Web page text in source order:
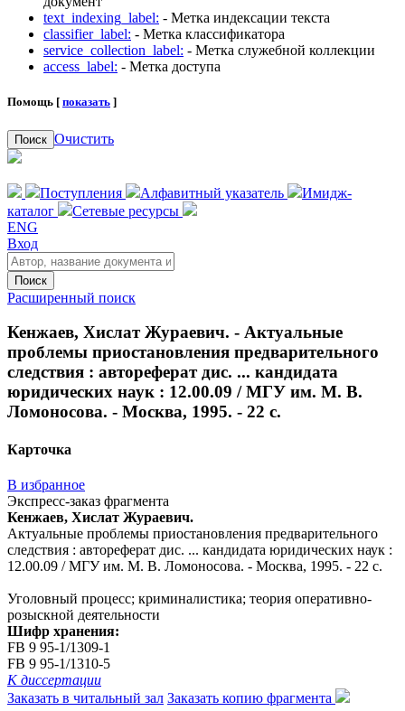
text_indexing_label: - Метка индексации текста
classifier_label: - Метка классификатора
service_collection_label: - Метка служебной коллекции
access_label: - Метка доступа
Помощь [ показать ]
Поиск Очистить
Поступления Алфавитный указатель
Имидж-
каталог
Сетевые ресурсы
ENG
Вход
Поиск
Расширенный поиск
Кенжаев, Хислат Жураевич. - Актуальные
проблемы приостановления предварительного
следствия : автореферат дис. ... кандидата
юридических наук : 12.00.09 / МГУ им. М. В.
Ломоносова. - Москва, 1995. - 22 с.
Карточка
В избранное
Экспресс-заказ фрагмента
Кенжаев, Хислат Жураевич.
Актуальные проблемы приостановления предварительного
следствия : автореферат дис. ... кандидата юридических наук :
12.00.09 / МГУ им. М. В. Ломоносова. - Москва, 1995. - 22 с.
Уголовный процесс; криминалистика; теория оперативно-
розыскной деятельности
Шифр хранения:
FB 9 95-1/1309-1
FB 9 95-1/1310-5
К диссертации
Заказать в читальный зал Заказать копию фрагмента